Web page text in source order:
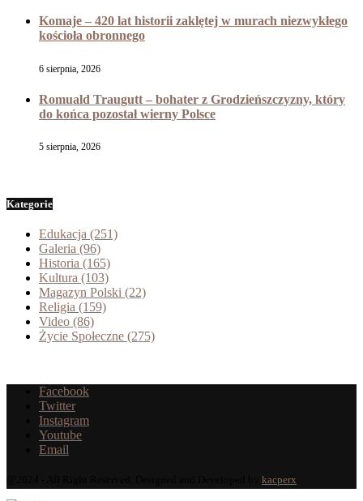
Komaje – 420 lat historii zaklętej w murach niezwykłego
kościoła obronnego
6 sierpnia, 2026
Romuald Traugutt – bohater z Grodzieńszczyzny, który
do końca pozostał wierny Polsce
5 sierpnia, 2026
Kategorie
Edukacja (251)
Galeria (96)
Historia (165)
Kultura (103)
Magazyn Polski (22)
Religia (159)
Video (86)
Życie Społeczne (275)
Facebook
Twitter
Instagram
Youtube
Email
kacperx